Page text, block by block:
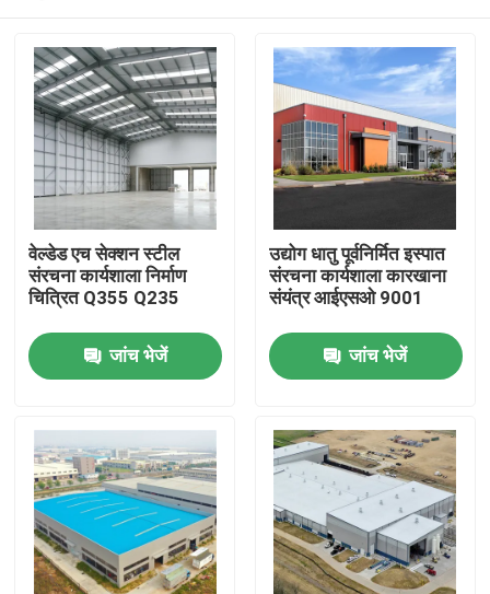
उत्पादों
वीडियो
वेल्डेड एच सेक्शन स्टील
संरचना कार्यशाला निर्माण
चित्रित Q355 Q235
जांच भेजें
उद्योग धातु पूर्वनिर्मित इस्पात
संरचना कार्यशाला कारखाना
संयंत्र आईएसओ 9001
जांच भेजें